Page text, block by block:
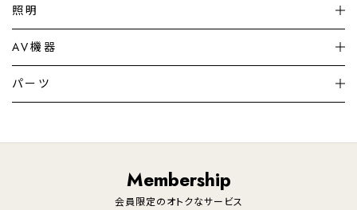
加湿器・空気清浄機
暖房機 掃除機
調理家電 生活家電
照明
シーリングライト
デスクライト
AV機器
テレビ
パーツ
Membership
会員限定のオトクなサービス